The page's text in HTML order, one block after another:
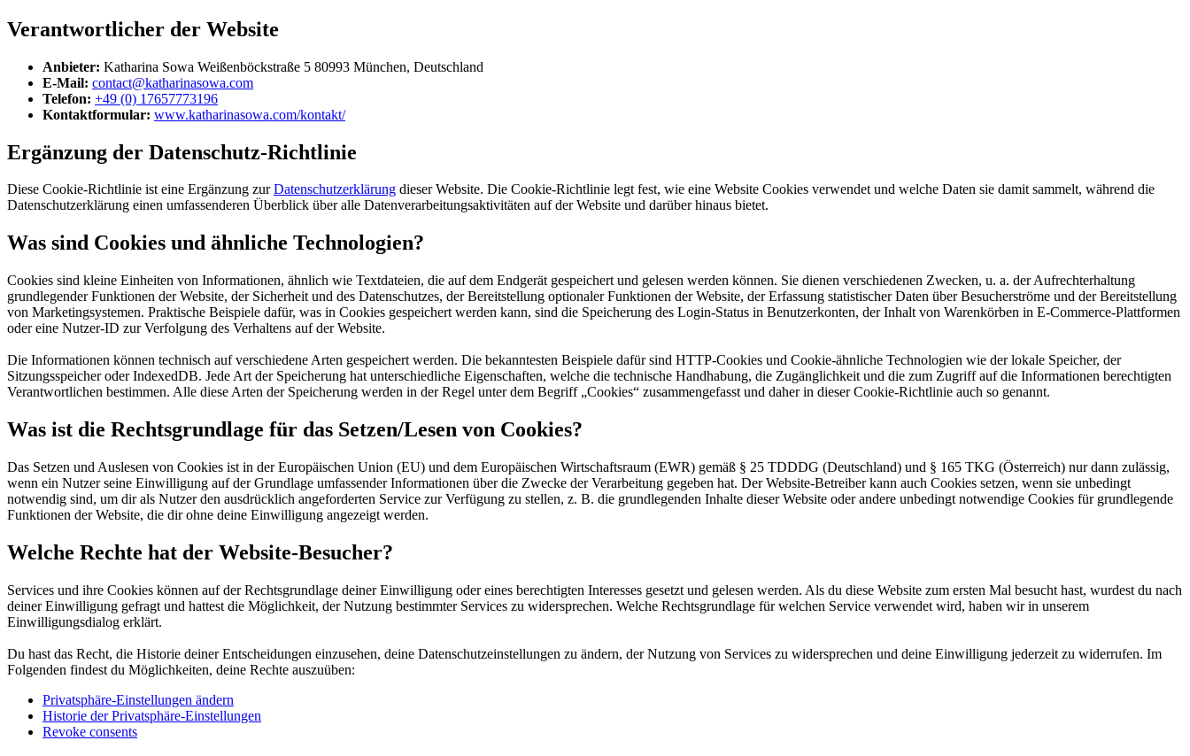
Verantwortlicher der Website
Anbieter: Katharina Sowa Weißenböckstraße 5 80993 München, Deutschland
E-Mail: contact@katharinasowa.com
Telefon: +49 (0) 17657773196
Kontaktformular: www.katharinasowa.com/kontakt/
Ergänzung der Datenschutz-Richtlinie
Diese Cookie-Richtlinie ist eine Ergänzung zurDatenschutzerklärung dieser Website. Die Cookie-Richtlinie legt fest, wie eine Website Cookies verwendet und welche Daten sie damit sammelt, während die
Datenschutzerklärung einen umfassenderen Überblick über alle Datenverarbeitungsaktivitäten auf der Website und darüber hinaus bietet.
Was sind Cookies und ähnliche Technologien?
Cookies sind kleine Einheiten von Informationen, ähnlich wie Textdateien, die auf dem Endgerät gespeichert und gelesen werden können. Sie dienen verschiedenen Zwecken, u. a. der Aufrechterhaltung
grundlegender Funktionen der Website, der Sicherheit und des Datenschutzes, der Bereitstellung optionaler Funktionen der Website, der Erfassung statistischer Daten über Besucherströme und der Bereitstellung
von Marketingsystemen. Praktische Beispiele dafür, was in Cookies gespeichert werden kann, sind die Speicherung des Login-Status in Benutzerkonten, der Inhalt von Warenkörben in E-Commerce-Plattformen
oder eine Nutzer-ID zur Verfolgung des Verhaltens auf der Website.
Die Informationen können technisch auf verschiedene Arten gespeichert werden. Die bekanntesten Beispiele dafür sind HTTP-Cookies und Cookie-ähnliche Technologien wie der lokale Speicher, der
Sitzungsspeicher oder IndexedDB. Jede Art der Speicherung hat unterschiedliche Eigenschaften, welche die technische Handhabung, die Zugänglichkeit und die zum Zugriff auf die Informationen berechtigten
Verantwortlichen bestimmen. Alle diese Arten der Speicherung werden in der Regel unter dem Begriff „Cookies“ zusammengefasst und daher in dieser Cookie-Richtlinie auch so genannt.
Was ist die Rechtsgrundlage für das Setzen/Lesen von Cookies?
Das Setzen und Auslesen von Cookies ist in der Europäischen Union (EU) und dem Europäischen Wirtschaftsraum (EWR) gemäß § 25 TDDDG (Deutschland) und § 165 TKG (Österreich) nur dann zulässig,
wenn ein Nutzer seine Einwilligung auf der Grundlage umfassender Informationen über die Zwecke der Verarbeitung gegeben hat. Der Website-Betreiber kann auch Cookies setzen, wenn sie unbedingt
notwendig sind, um dir als Nutzer den ausdrücklich angeforderten Service zur Verfügung zu stellen, z. B. die grundlegenden Inhalte dieser Website oder andere unbedingt notwendige Cookies für grundlegende
Funktionen der Website, die dir ohne deine Einwilligung angezeigt werden.
Welche Rechte hat der Website-Besucher?
Services und ihre Cookies können auf der Rechtsgrundlage deiner Einwilligung oder eines berechtigten Interesses gesetzt und gelesen werden. Als du diese Website zum ersten Mal besucht hast, wurdest du nach
deiner Einwilligung gefragt und hattest die Möglichkeit, der Nutzung bestimmter Services zu widersprechen. Welche Rechtsgrundlage für welchen Service verwendet wird, haben wir in unserem
Einwilligungsdialog erklärt.
Du hast das Recht, die Historie deiner Entscheidungen einzusehen, deine Datenschutzeinstellungen zu ändern, der Nutzung von Services zu widersprechen und deine Einwilligung jederzeit zu widerrufen. Im
Folgenden findest du Möglichkeiten, deine Rechte auszuüben:
Privatsphäre-Einstellungen ändern
Historie der Privatsphäre-Einstellungen
Revoke consents